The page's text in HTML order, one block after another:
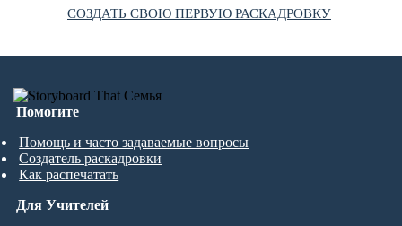
СОЗДАТЬ СВОЮ ПЕРВУЮ РАСКАДРОВКУ
Помогите
Помощь и часто задаваемые вопросы
Создатель раскадровки
Как распечатать
Для Учителей